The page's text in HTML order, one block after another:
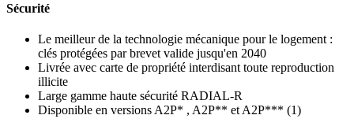
Sécurité
Le meilleur de la technologie mécanique pour le logement :
clés protégées par brevet valide jusqu'en 2040
Livrée avec carte de propriété interdisant toute reproduction
illicite
Large gamme haute sécurité RADIAL-R
Disponible en versions A2P* , A2P** et A2P*** (1)